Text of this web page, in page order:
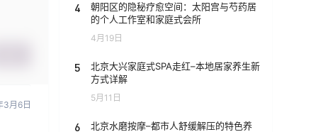
3月6日
4
朝阳区的隐秘疗愈空间：太阳宫与芍药居
的个人工作室和家庭式会所
4月19日
5
北京大兴家庭式SPA走红–本地居家养生新
方式详解
5月11日
6
北京水磨按摩–都市人舒缓解压的特色养